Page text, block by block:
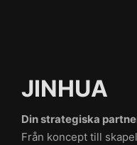
JINHUA
Din strategiska
Från koncept till